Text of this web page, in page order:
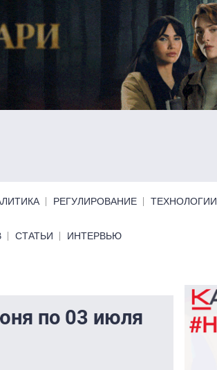
РЕГУЛИРОВАНИЕ ТЕХНОЛОГИИ
СТАТЬИ ИНТЕРВЬЮ
по 03 июля